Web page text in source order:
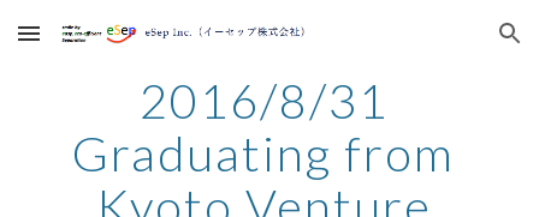
Skip to main content Skip to navigation
2016/8/31
Graduating from